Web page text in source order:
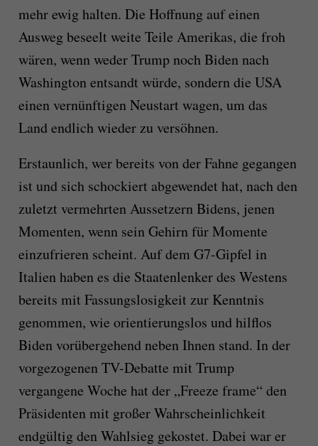
mehr ewig halten. Die Hoffnung auf einen
Ausweg beseelt weite Teile Amerikas, die froh
wären, wenn weder Trump noch Biden nach
Washington entsandt würde, sondern die USA
einen vernünftigen Neustart wagen, um das
Land endlich wieder zu versöhnen.
Erstaunlich, wer bereits von der Fahne gegangen
ist und sich schockiert abgewendet hat, nach den
zuletzt vermehrten Aussetzern Bidens, jenen
Momenten, wenn sein Gehirn für Momente
einzufrieren scheint. Auf dem G7-Gipfel in
Italien haben es die Staatenlenker des Westens
bereits mit Fassungslosigkeit zur Kenntnis
genommen, wie orientierungslos und hilflos
Biden vorübergehend neben Ihnen stand. In der
vorgezogenen TV-Debatte mit Trump
vergangene Woche hat der „Freeze frame“ den
Präsidenten mit großer Wahrscheinlichkeit
endgültig den Wahlsieg gekostet. Dabei war er